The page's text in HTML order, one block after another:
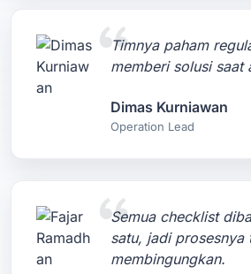
Timnya paham
memberi solusi saat
Dimas Kurniawan
Operation Lead
Semua checklist
satu, jadi prosesnya
membingungkan.